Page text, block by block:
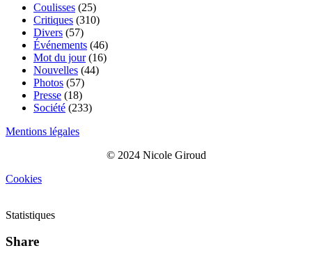
Coulisses (25)
Critiques (310)
Divers (57)
Événements (46)
Mot du jour(16)
Nouvelles (44)
Photos (57)
Presse (18)
Société (233)
Mentions légales
© 2024 Nicole Giroud
Cookies
Statistiques
Share